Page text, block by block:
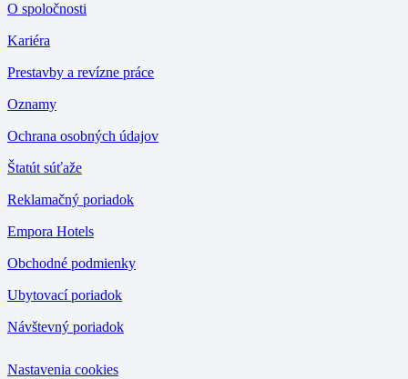
O spoločnosti
Kariéra
Prestavby a revízne práce
Oznamy
Ochrana osobných údajov
Štatút súťaže
Reklamačný poriadok
Empora Hotels
Obchodné podmienky
Ubytovací poriadok
Návštevný poriadok
Nastavenia cookies